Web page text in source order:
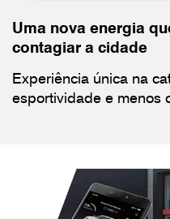
Uma nova energia
contagiar a cidade
Experiência única na
esportividade e menos